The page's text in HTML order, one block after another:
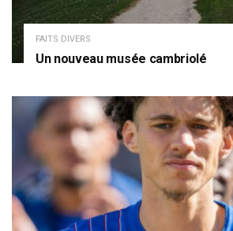
FAITS DIVERS
Un nouveau musée cambriolé